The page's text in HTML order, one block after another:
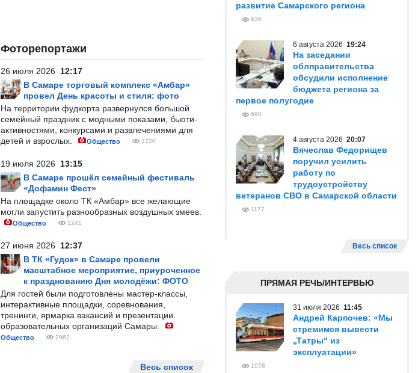
Фоторепортажи
26 июля 2026 12:17
В Самаре торговый комплекс «Амбар»
провел День красоты и стиля: фото
На территории фудкорта развернулся большой
семейный праздник с модными показами, бьюти-
активностями, конкурсами и развлечениями для
детей и взрослых.
Общество 1720
19 июля 2026 13:15
В Самаре прошёл семейный фестиваль
«Дофамин Фест»
На площадке около ТК «Амбар» все желающие
могли запустить разнообразных воздушных змеев.
Общество 1241
27 июня 2026 12:37
В ТК «Гудок» в Самаре провели
масштабное мероприятие, приуроченное
к празднованию Дня молодёжи: ФОТО
Для гостей были подготовлены мастер-классы,
интерактивные площадки, соревнования,
тренинги, ярмарка вакансий и презентации
образовательных организаций Самары.
Общество 2962
Весь список
развитие Самарского региона
636
6 августа 2026 19:24
На заседании
облправительства
обсудили исполнение
бюджета региона за
первое полугодие
690
4 августа 2026 20:07
Вячеслав Федорищев
поручил усилить
работу по
трудоустройству
ветеранов СВО в Самарской области
1177
Весь список
ПРЯМАЯ РЕЧЬ/ИНТЕРВЬЮ
31 июля 2026 11:45
Андрей Карпочев: «Мы
стремимся вывести
„Татры“ из
эксплуатации»
1058